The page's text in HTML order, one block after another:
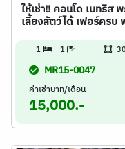
ให้เช่า!! คอนโด เมทริส
เลี้ยงสัตว์ได้ เฟอร์ครบ
1 1
MR15-0047
ค่าเช่าบาท/เดือน
15,000.-